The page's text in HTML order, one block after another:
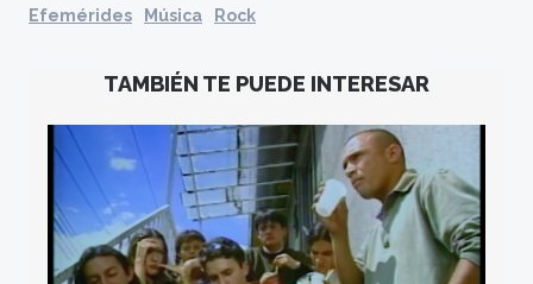
Efemérides Música Rock
TAMBIÉN TE PUEDE INTERESAR